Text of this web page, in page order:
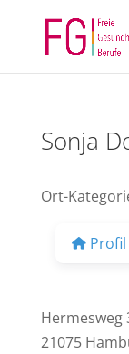
Sonja
Ort-
Profil
Hermesweg
21075